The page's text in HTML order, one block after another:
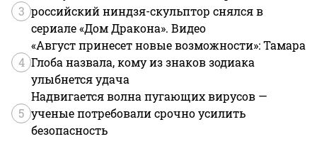
3 российский ниндзя-скульптор снялся в
сериале «Дом Дракона». Видео
4
«Август принесет новые возможности»: Тамара
Глоба назвала, кому из знаков зодиака
улыбнется удача
5
Надвигается волна пугающих вирусов —
ученые потребовали срочно усилить
безопасность